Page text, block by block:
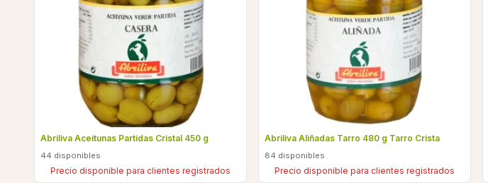
Abriliva Aceitunas Partidas Cristal 450 g
44 disponibles
Precio disponible para clientes registrados
Abriliva Aliñadas Tarro 480 g Tarro Crista
84 disponibles
Precio disponible para clientes registrados